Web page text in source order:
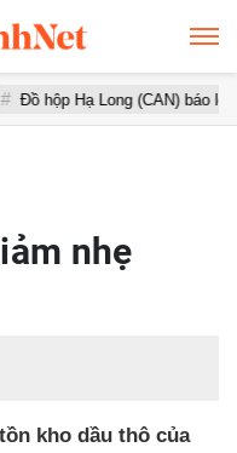
Long (CAN) báo lỗ gần 16 tỷ
nhẹ
kho dầu thô của